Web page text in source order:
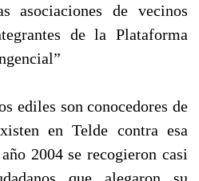
asociaciones de vecinos
de la Plataforma
ediles son conocedores de
en Telde contra esa
2004 se recogieron casi